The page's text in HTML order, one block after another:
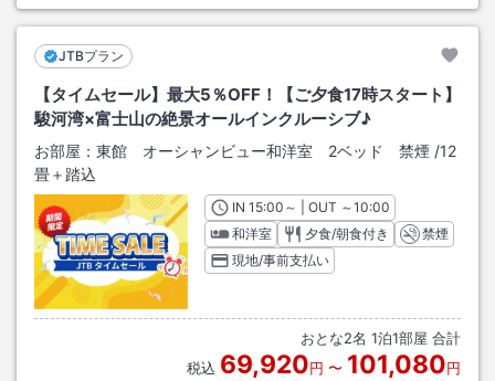
JTBプラン
【タイムセール】最大5％OFF！【ご夕食17時スタート】
駿河湾×富士山の絶景オールインクルーシブ♪
お部屋： 東館 オーシャンビュー和洋室 2ベッド 禁煙 /12
畳＋踏込
INチェックイン
15:00 ～ | OUT チェックアウト
～10:00
和洋室
夕食/朝食付き
禁煙
現地/事前支払い
おとな2名 1泊1部屋 合計
税込 69,920円 〜 101,080円